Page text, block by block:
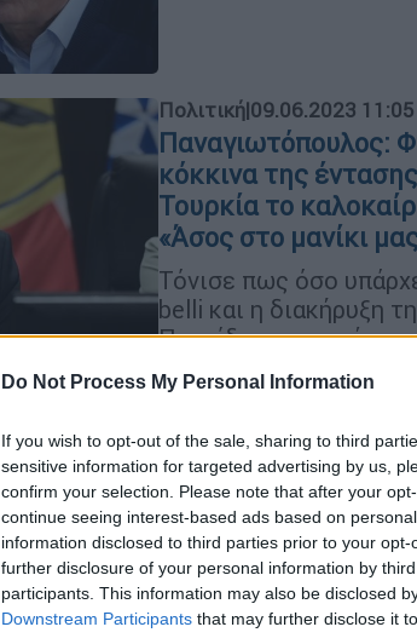
Do Not Process My Personal Information
If you wish to opt-out of the sale, sharing to third
sensitive information for targeted advertising by us,
confirm your selection. Please note that after your
continue seeing interest-based ads based on
information disclosed to third parties prior to your
further disclosure of your personal information by
participants. This information may also be disclosed
Downstream Participants that may further disclose it
Πολιτική|09.06.2023 11:05
Παναγιωτόπουλος:
κόκκινα της
Τουρκία το
«Άσος στο μανίκι
Τόνισε πως όσο
belli και η διακήρυξη
Πατρίδας» παραμένει
προκλητική στάση μιας
χώρας μέλους του
Κόσμος|07.06.2023 06:00
Τουρκία: Τα
στο πρώτο
και απομάκρυνση
προέδρου της
Βιομηχανίας